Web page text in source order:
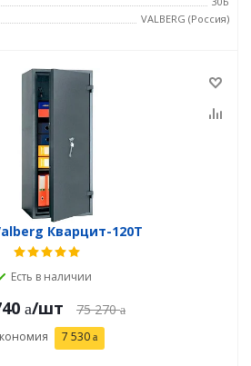
VALBERG (Россия)
Кварцит-120Т
Есть в наличии
/шт 75 270
7 530